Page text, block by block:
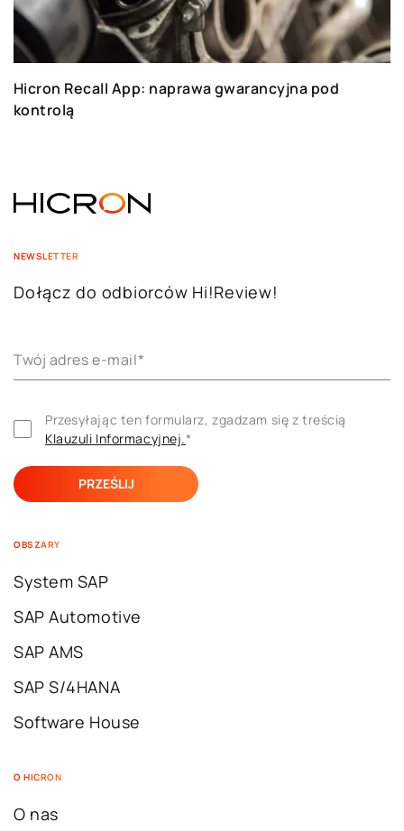
Hicron Recall App: naprawa gwarancyjna pod
kontrolą
NEWSLETTER
Dołącz do odbiorców Hi!Review!
Twój adres e-mail*
Klauzuli ​​Informacyjnej.*
OBSZARY
System SAP
SAP Automotive
SAP AMS
SAP S/4HANA
Software House
O HICRON
O nas